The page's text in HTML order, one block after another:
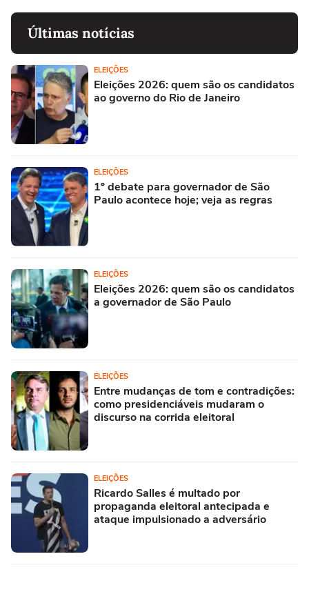
Últimas notícias
ELEIÇÕES
Eleições 2026: quem são os candidatos
ao governo do Rio de Janeiro
ELEIÇÕES
1º debate para governador de São
Paulo acontece hoje; veja as regras
ELEIÇÕES
Eleições 2026: quem são os candidatos
a governador de São Paulo
ELEIÇÕES
Entre mudanças de tom e contradições:
como presidenciáveis mudaram o
discurso na corrida eleitoral
ELEIÇÕES
Ricardo Salles é multado por
propaganda eleitoral antecipada e
ataque impulsionado a adversário